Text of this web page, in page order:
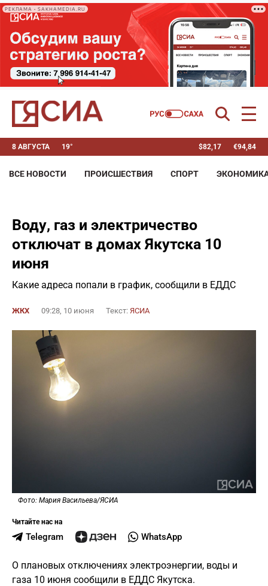
РЕКЛАМА • SAKHAMEDIA.RU
8 АВГУСТА 19° $82,17 €94,84
ВСЕ НОВОСТИ ПРОИСШЕСТВИЯ СПОРТ
Воду, газ и электричество
отключат в домах Якутска 10
июня
Какие адреса попали в график, сообщили в ЕДДС
ЖКХ 09:28, 10 июня Текст: ЯСИА
Фото: Мария Васильева/ЯСИА
Читайте нас на
Telegram WhatsApp
О плановых отключениях электроэнергии, воды и
газа 10 июня сообщили в ЕДДС Якутска.